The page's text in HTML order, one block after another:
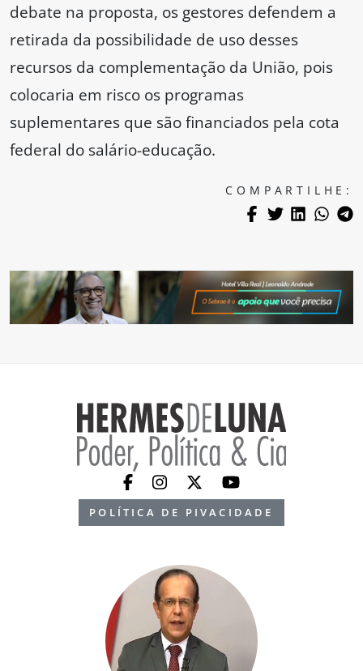
debate na proposta, os gestores defendem a
retirada da possibilidade de uso desses
recursos da complementação da União, pois
colocaria em risco os programas
suplementares que são financiados pela cota
federal do salário-educação.
COMPARTILHE:
POLÍTICA DE PIVACIDADE